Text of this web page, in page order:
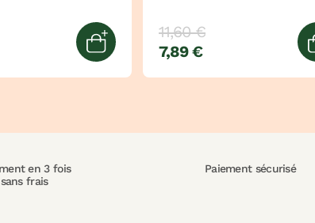
Ajouter au panier
11,60 €
7,89 €
en 3 fois
sans frais
Paiement sécurisé